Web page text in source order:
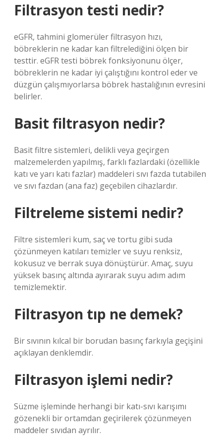
Filtrasyon testi nedir?
eGFR, tahmini glomerüler filtrasyon hızı,
böbreklerin ne kadar kan filtrelediğini ölçen bir
testtir. eGFR testi böbrek fonksiyonunu ölçer,
böbreklerin ne kadar iyi çalıştığını kontrol eder ve
düzgün çalışmıyorlarsa böbrek hastalığının evresini
belirler.
Basit filtrasyon nedir?
Basit filtre sistemleri, delikli veya geçirgen
malzemelerden yapılmış, farklı fazlardaki (özellikle
katı ve yarı katı fazlar) maddeleri sıvı fazda tutabilen
ve sıvı fazdan (ana faz) geçebilen cihazlardır.
Filtreleme sistemi nedir?
Filtre sistemleri kum, saç ve tortu gibi suda
çözünmeyen katıları temizler ve suyu renksiz,
kokusuz ve berrak suya dönüştürür. Amaç, suyu
yüksek basınç altında ayırarak suyu adım adım
temizlemektir.
Filtrasyon tıp ne demek?
Bir sıvının kılcal bir borudan basınç farkıyla geçişini
açıklayan denklemdir.
Filtrasyon işlemi nedir?
Süzme işleminde herhangi bir katı-sıvı karışımı
gözenekli bir ortamdan geçirilerek çözünmeyen
maddeler sıvıdan ayrılır.